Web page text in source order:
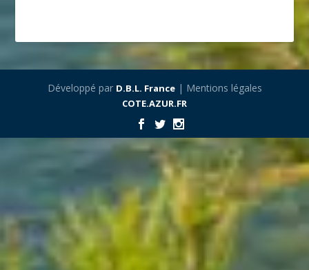
Développé par D.B.L. France| Mentions légales
COTE.AZUR.FR